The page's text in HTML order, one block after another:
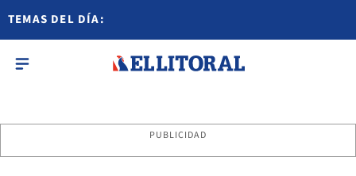
TEMAS DEL DÍA:
PUBLICIDAD